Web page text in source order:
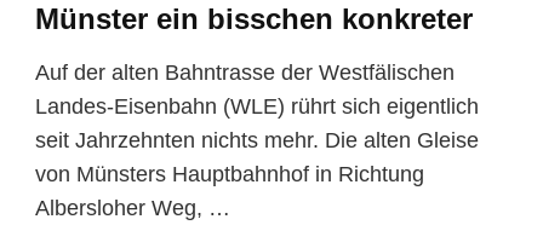
Münster ein bisschen konkreter
Auf der alten Bahntrasse der Westfälischen
Landes-Eisenbahn (WLE) rührt sich eigentlich
seit Jahrzehnten nichts mehr. Die alten Gleise
von Münsters Hauptbahnhof in Richtung
Albersloher Weg, …